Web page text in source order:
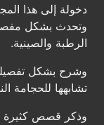
دخولة إلى هذا
وتحدث بشكل مفصل
الرطبة والصينية.
وشرح بشكل
تشابهها للحجامة
وذكر قصص